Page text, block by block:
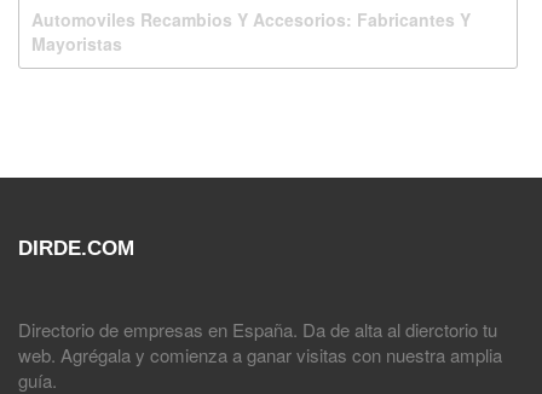
Automoviles Recambios Y Accesorios: Fabricantes Y
Mayoristas
DIRDE.COM
Directorio de empresas en España. Da de alta al dierctorio tu
web. Agrégala y comienza a ganar visitas con nuestra amplia
guía.